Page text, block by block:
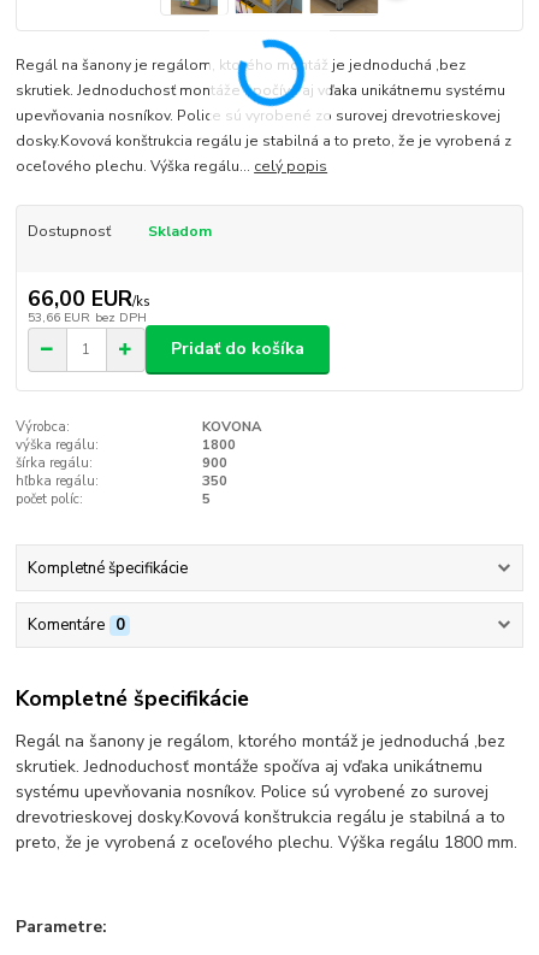
Regál na šanony je regálom, ktorého montáž je jednoduchá ,bez
skrutiek. Jednoduchosť montáže spočíva aj vďaka unikátnemu systému
upevňovania nosníkov. Police sú vyrobené zo surovej drevotrieskovej
dosky.Kovová konštrukcia regálu je stabilná a to preto, že je vyrobená z
oceľového plechu. Výška regálu... celý popis
Dostupnosť Skladom
66,00 EUR/ks
53,66 EUR bez DPH
Pridať do košíka
Výrobca:
KOVONA
výška regálu:
1800
šírka regálu:
900
hľbka regálu:
350
počet políc:
5
Kompletné špecifikácie
Komentáre 0
Kompletné špecifikácie
Regál na šanony je regálom, ktorého montáž je jednoduchá ,bez
skrutiek. Jednoduchosť montáže spočíva aj vďaka unikátnemu
systému upevňovania nosníkov. Police sú vyrobené zo surovej
drevotrieskovej dosky.Kovová konštrukcia regálu je stabilná a to
preto, že je vyrobená z oceľového plechu. Výška regálu 1800 mm.
Parametre: